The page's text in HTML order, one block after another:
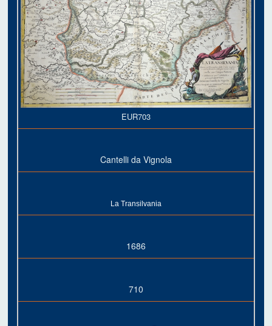
EUR703
Cantelli da Vignola
La Transilvania
1686
710